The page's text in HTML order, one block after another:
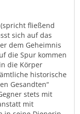
fließend
sich auf das
dem Geheimnis
die Spur kommen
die Körper
historische
Gesandten“
stets mit
mit